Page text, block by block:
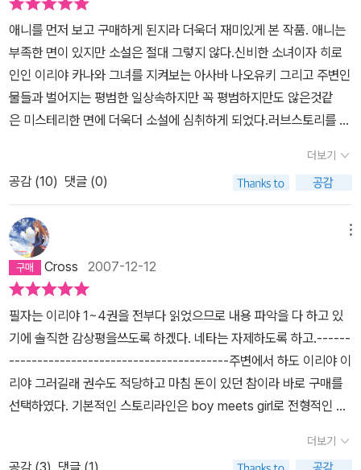
애니를 먼저 보고 구매하게 된지라 더욱더 재미있게 본 작품. 애니는
부족한 면이 있지만 소설은 절대 그렇지 않다.신비한 소녀이자 히로
인인 이리야 카나와 그녀를 지켜보는 아사바 나오유키 그리고 주변인
물들과 벌어지는 평범한 일상속하지만 꼭 평범하지만도 않은것같
은 미스테리한 면에 더욱더 소설에 심취하게 되었다.러브스토리를 뺄
더보기
공감 (10) 댓글 (0)
Cross 2007-12-12
필자는 이리야 1~4권을 전부다 읽었으므로 내용 파악을 다 하고 있
기에 솔직한 감상평을쓰도록 하겠다. 네타는 자제하도록 하고.------
---------------------------------------주변에서 하도 이리야 이
리야 그러길래 권수도 적당하고 마침 돈이 있던 참이라 바로 구매를
선택하였다. 기본적인 스토리라인은 boy meets girl로 전형적인 라
당히 흡사한면이 많았다고 생각한다.이러한 면에서 비추어볼때, 한때
더보기
공감 (3) 댓글 (1)